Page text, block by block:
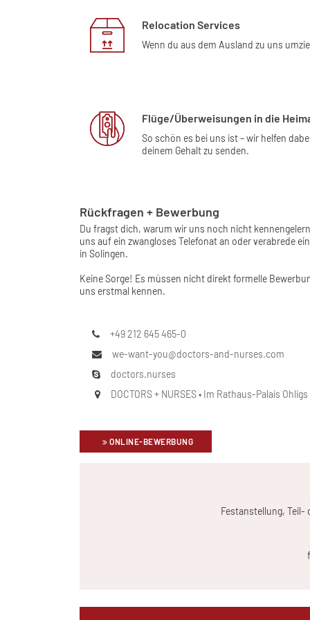
Relocation Services
Wenn du aus dem Ausland zu uns
Flüge/Überweisungen in die
So schön es bei uns ist – wir helfen
deinem Gehalt zu senden.
Rückfragen + Bewerbung
Du fragst dich, warum wir uns noch nicht
uns auf ein zwangloses Telefonat an oder verabrede
in Solingen.
Keine Sorge! Es müssen nicht direkt formelle
uns erstmal kennen.
+49 212 645 465-0
we-want-you@doctors-and-nurses.com
doctors.nurses
DOCTORS + NURSES • Im Rathaus-Palais
ONLINE-BEWERBUNG
Festanstellung, Teil-